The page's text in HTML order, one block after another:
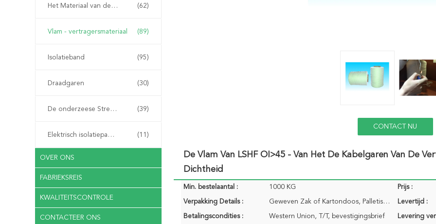
Het Materiaal van de kabelvuller (62)
Vlam - vertragersmateriaal (89)
Isolatieband (95)
Draadgaren (30)
De onderzeese Streng van de Kabelpantsering (39)
Elektrisch isolatiepapier (11)
OVER ONS
FABRIEKSREIS
KWALITEITSCONTROLE
CONTACTEER ONS
CONTACT NU
De Vlam Van LSHF OI>45 - Van Het De Kabelgaren Van De
Dichtheid
Min. bestelaantal : 1000 KG Prijs :
Verpakking Details : Geweven Zak of Kartondoos, Palletisering Levertijd :
Betalingscondities : Western Union, T/T, bevestigingsbrief Levering